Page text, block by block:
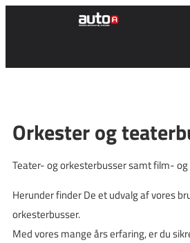
Orkester og
Teater- og orkesterbusser samt film-
Herunder finder De et udvalg af vores
orkesterbusser.
Med vores mange års erfaring, er du